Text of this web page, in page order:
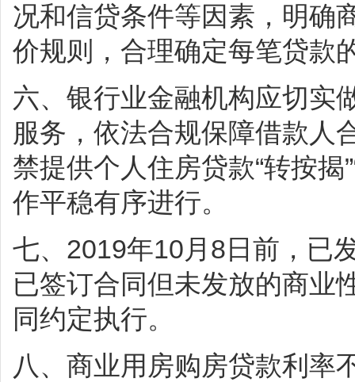
况和信贷条件等因素，明确
价规则，合理确定每笔贷款
六、银行业金融机构应切实
服务，依法合规保障借款人
禁提供个人住房贷款“转按揭
作平稳有序进行。
七、2019年10月8日前，已
已签订合同但未发放的商业
同约定执行。
八、商业用房购房贷款利率